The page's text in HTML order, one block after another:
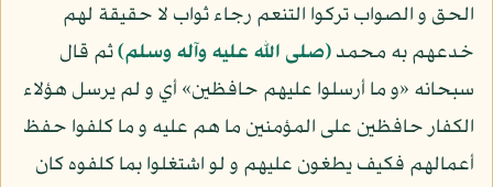
الحق و الصواب تركوا التنعم رجاء ثواب لا حقيقة لهم
خدعهم به محمد(صلى الله عليه وآله وسلم)ثم قال
سبحانه «و ما أرسلوا عليهم حافظين» أي و لم يرسل هؤلاء
الكفار حافظين على المؤمنين ما هم عليه و ما كلفوا حفظ
أعمالهم فكيف يطغون عليهم و لو اشتغلوا بما كلفوه كان